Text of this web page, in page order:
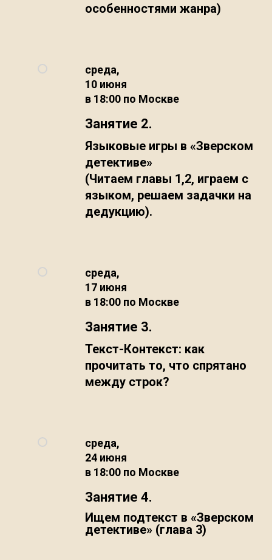
особенностями жанра)
среда,
10 июня
в 18:00 по Москве
Занятие 2.
Языковые игры в «Зверском
детективе»
(Читаем главы 1,2, играем с
языком, решаем задачки на
дедукцию).
среда,
17 июня
в 18:00 по Москве
Занятие 3.
Текст-Контекст: как
прочитать то, что спрятано
между строк?
среда,
24 июня
в 18:00 по Москве
Занятие 4.
Ищем подтекст в «Зверском
детективе» (глава 3)